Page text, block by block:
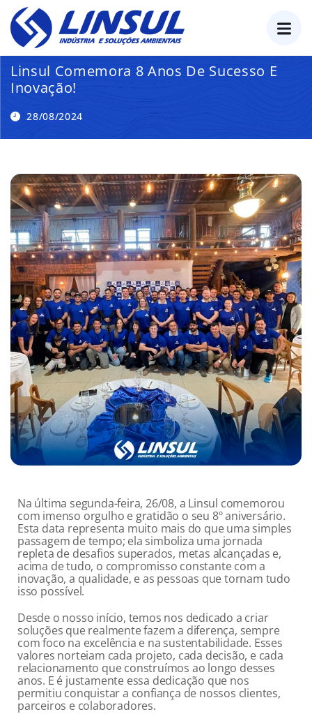
conteúdo
Linsul Comemora 8 Anos De Sucesso E
Inovação!
28/08/2024
Na última segunda-feira, 26/08, a Linsul comemorou
com imenso orgulho e gratidão o seu 8º aniversário.
Esta data representa muito mais do que uma simples
passagem de tempo; ela simboliza uma jornada
repleta de desafios superados, metas alcançadas e,
acima de tudo, o compromisso constante com a
inovação, a qualidade, e as pessoas que tornam tudo
isso possível.
Desde o nosso início, temos nos dedicado a criar
soluções que realmente fazem a diferença, sempre
com foco na excelência e na sustentabilidade. Esses
valores norteiam cada projeto, cada decisão, e cada
relacionamento que construímos ao longo desses
anos. E é justamente essa dedicação que nos
permitiu conquistar a confiança de nossos clientes,
parceiros e colaboradores.